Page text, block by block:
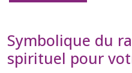
Symbolique du
spirituel pour